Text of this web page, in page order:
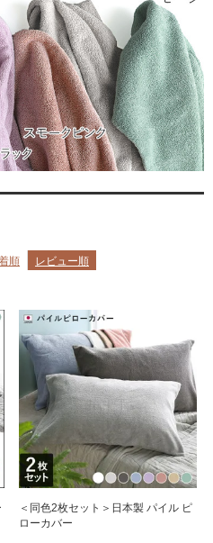
順 レビュー順
＜同色2枚セット＞日本製 パイル ピ
ローカバー